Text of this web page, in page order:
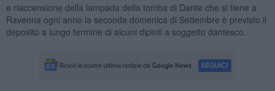
e riaccensione della lampada della tomba di Dante che si tiene a
Ravenna ogni anno la seconda domenica di Settembre è previsto il
deposito a lungo termine di alcuni dipinti a soggetto dantesco.